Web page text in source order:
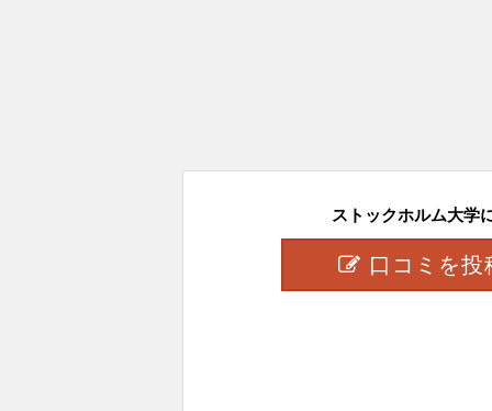
ストックホルム大学
口コミを投